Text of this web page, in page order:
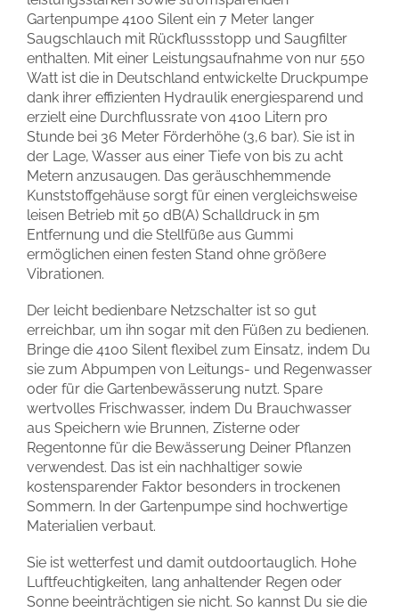
Gartenpumpe 4100 Silent ein 7 Meter langer
Saugschlauch mit Rückflussstopp und Saugfilter
enthalten. Mit einer Leistungsaufnahme von nur 550
Watt ist die in Deutschland entwickelte Druckpumpe
dank ihrer effizienten Hydraulik energiesparend und
erzielt eine Durchflussrate von 4100 Litern pro
Stunde bei 36 Meter Förderhöhe (3,6 bar). Sie ist in
der Lage, Wasser aus einer Tiefe von bis zu acht
Metern anzusaugen. Das geräuschhemmende
Kunststoffgehäuse sorgt für einen vergleichsweise
leisen Betrieb mit 50 dB(A) Schalldruck in 5m
Entfernung und die Stellfüße aus Gummi
ermöglichen einen festen Stand ohne größere
Vibrationen.
Der leicht bedienbare Netzschalter ist so gut
erreichbar, um ihn sogar mit den Füßen zu bedienen.
Bringe die 4100 Silent flexibel zum Einsatz, indem Du
sie zum Abpumpen von Leitungs- und Regenwasser
oder für die Gartenbewässerung nutzt. Spare
wertvolles Frischwasser, indem Du Brauchwasser
aus Speichern wie Brunnen, Zisterne oder
Regentonne für die Bewässerung Deiner Pflanzen
verwendest. Das ist ein nachhaltiger sowie
kostensparender Faktor besonders in trockenen
Sommern. In der Gartenpumpe sind hochwertige
Materialien verbaut.
Sie ist wetterfest und damit outdoortauglich. Hohe
Luftfeuchtigkeiten, lang anhaltender Regen oder
Sonne beeinträchtigen sie nicht. So kannst Du sie die